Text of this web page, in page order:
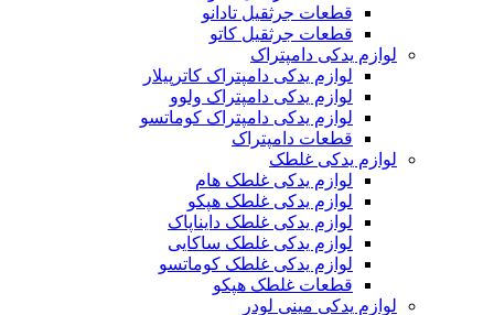
قطعات جرثقیل تادانو
قطعات جرثقیل کاتو
لوازم یدکی دامپتراک
لوازم یدکی دامپتراک کاترپیلار
لوازم یدکی دامپتراک ولوو
لوازم یدکی دامپتراک کوماتسو
قطعات دامپتراک
لوازم یدکی غلطک
لوازم یدکی غلطک هام
لوازم یدکی غلطک هپکو
لوازم یدکی غلطک دایناپاک
لوازم یدکی غلطک ساکایی
لوازم یدکی غلطک کوماتسو
قطعات غلطک هپکو
لوازم یدکی مینی لودر